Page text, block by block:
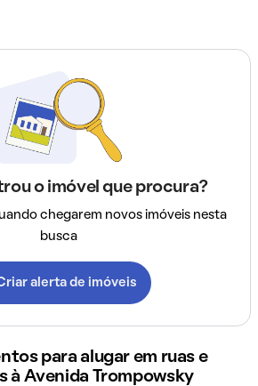
o imóvel que procura?
chegarem novos imóveis nesta
busca
alerta de imóveis
para alugar em ruas e
à Avenida Trompowsky